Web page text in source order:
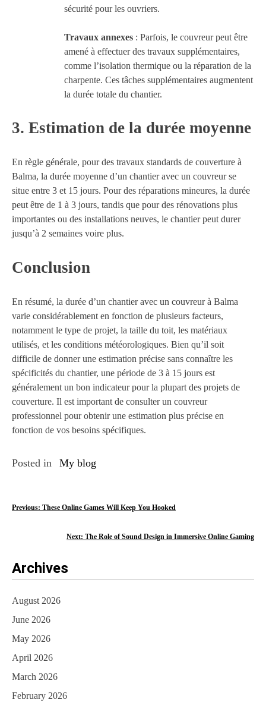
sécurité pour les ouvriers.
Travaux annexes : Parfois, le couvreur peut être
amené à effectuer des travaux supplémentaires,
comme l’isolation thermique ou la réparation de la
charpente. Ces tâches supplémentaires augmentent
la durée totale du chantier.
3. Estimation de la durée moyenne
En règle générale, pour des travaux standards de couverture à
Balma, la durée moyenne d’un chantier avec un couvreur se
situe entre 3 et 15 jours. Pour des réparations mineures, la durée
peut être de 1 à 3 jours, tandis que pour des rénovations plus
importantes ou des installations neuves, le chantier peut durer
jusqu’à 2 semaines voire plus.
Conclusion
En résumé, la durée d’un chantier avec un couvreur à Balma
varie considérablement en fonction de plusieurs facteurs,
notamment le type de projet, la taille du toit, les matériaux
utilisés, et les conditions météorologiques. Bien qu’il soit
difficile de donner une estimation précise sans connaître les
spécificités du chantier, une période de 3 à 15 jours est
généralement un bon indicateur pour la plupart des projets de
couverture. Il est important de consulter un couvreur
professionnel pour obtenir une estimation plus précise en
fonction de vos besoins spécifiques.
Posted in My blog
P
t
n
a
v
i
g
a
Previous: These Online Games Will Keep You Hooked
Next: The Role of Sound Design in Immersive Online Gaming
Archives
August 2026
June 2026
May 2026
April 2026
March 2026
February 2026